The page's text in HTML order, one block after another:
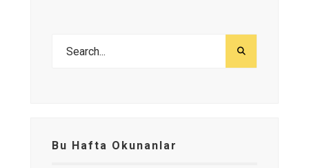
Bu Hafta Okunanlar